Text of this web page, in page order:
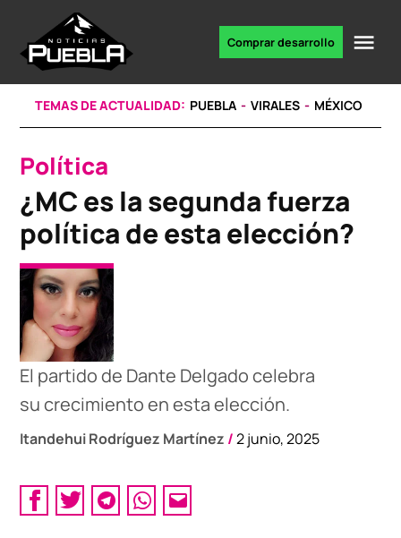
content
noticias
Comprar desarrollo
TEMAS DE ACTUALIDAD: PUEBLA VIRALES MÉXICO
POSTED
IN
Política
¿MC es la segunda fuerza
política de esta elección?
El partido de Dante Delgado celebra
su crecimiento en esta elección.
Itandehui Rodríguez Martínez / 2 junio, 2025